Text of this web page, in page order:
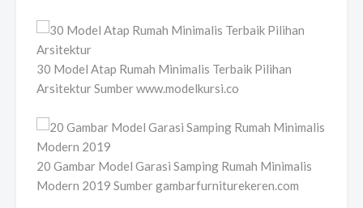
30 Model Atap Rumah Minimalis Terbaik Pilihan
Arsitektur Sumber www.modelkursi.co
20 Gambar Model Garasi Samping Rumah Minimalis
Modern 2019 Sumber gambarfurniturekeren.com